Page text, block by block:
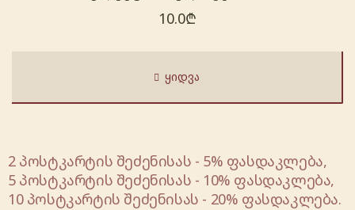
10.0₾
ᲧᲘᲓᲕᲐ
2 პოსტკარტის შეძენისას - 5% ფასდაკლება,
5 პოსტკარტის შეძენისას - 10% ფასდაკლება,
10 პოსტკარტის შეძენისას - 20% ფასდაკლება.